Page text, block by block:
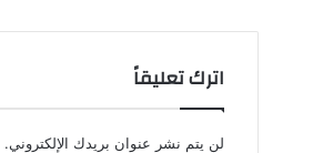
اترك تعليقاً
لن يتم نشر عنوان بريدك الإلكتروني.